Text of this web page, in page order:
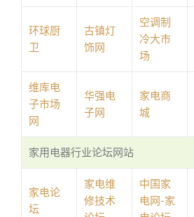
环球厨
卫
古镇灯
饰网
空调制
冷大市
场
维库电
子市场
网
华强电
子网
家电商
城
家用电器行业论坛网站
家电论
坛
家电维
修技术
中国家
电网-家